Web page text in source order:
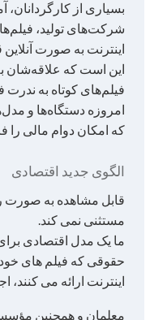
بسیاری از
شرکت‌های تولید،
اینترنت به صورت
این است که علاقه‌شان
فیلم‌های کوتاه به
امروزه دستگاه‌ها و
که امکان دوام مالی را
الگوی جدید اقتصادی
قابل مشاهده به صورت
مستثنی نمی کند.
ما یک مدل اقتصادی
حقوقی که فیلم های
اینترنت ارائه می کنند،
معلمان و همچنین